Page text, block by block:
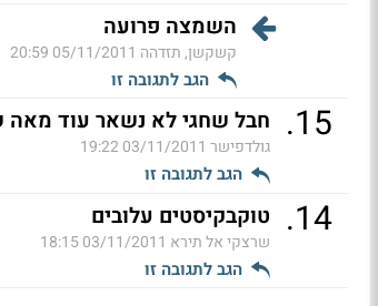
השמצה פרועה
קשקשן, תזדהה 05/11/2011 20:59
הגב לתגובה זו
15
. חבל שחגי לא נשאר עוד מאה
גולדפישר 03/11/2011 19:22
הגב לתגובה זו
14
. טוקבקיסטים עלובים
שרצקי אל תירא 03/11/2011 18:15
הגב לתגובה זו